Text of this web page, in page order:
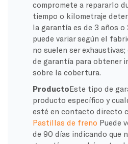
compromete a repararlo
tiempo o kilometraje
la garantía es de 3 años
puede variar según el
no suelen ser
de garantía para obtener
sobre la cobertura.
ProductoEste tipo de
producto específico y
esté en contacto directo
Pastillas de freno Puede
de 90 días indicando que